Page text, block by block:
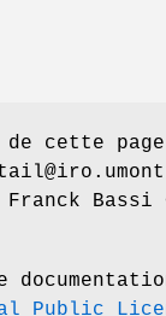
cette
Bassi
Public